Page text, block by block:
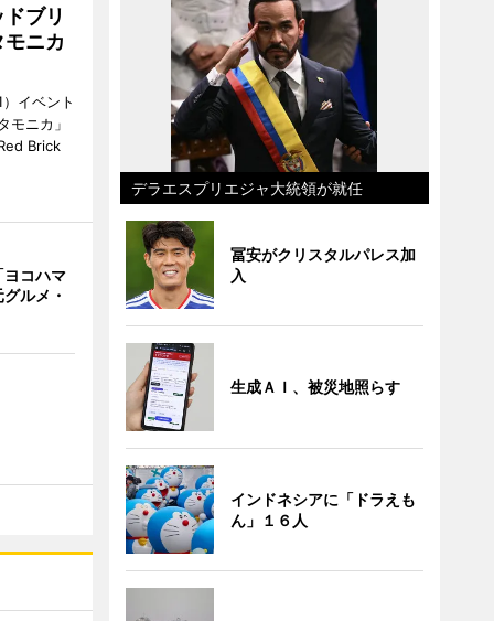
ブリ
ニカ
イベント
モニカ」
Brick
ヨコハマ
ルメ・
デラエスプリエジャ大統領が就任
冨安がクリスタルパレス加
入
生成ＡＩ、被災地照らす
インドネシアに「ドラえも
ん」１６人